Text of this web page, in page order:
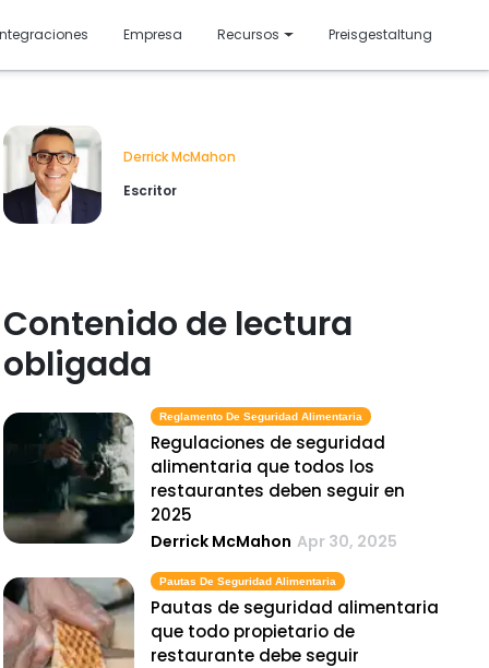
Empresa Recursos Preisgestaltung
Derrick McMahon
Escritor
Contenido de lectura
obligada
Reglamento De Seguridad Alimentaria
Regulaciones de seguridad
alimentaria que todos los
restaurantes deben seguir en
2025
Derrick McMahon Apr 30, 2025
Pautas De Seguridad Alimentaria
Pautas de seguridad alimentaria
que todo propietario de
restaurante debe seguir